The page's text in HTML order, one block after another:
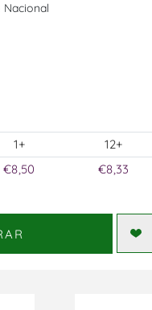
Nacional
1+
12+
€8,50 €8,33